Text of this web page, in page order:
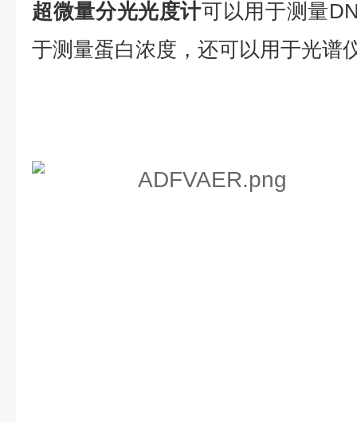
超微量分光光度计可以用于测量
于测量蛋白浓度，还可以用于光谱